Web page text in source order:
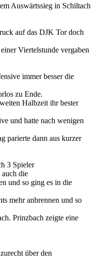
Auswärtssieg in Schiltach
auf das DJK Tor doch
Viertelstunde vergaben
immer besser die
zu Ende.
Halbzeit ihr bester
und hatte nach wenigen
parierte dann aus kurzer
3 Spieler
auch die
und so ging es in die
mehr anbrennen und so
Prinzbach zeigte eine
über den